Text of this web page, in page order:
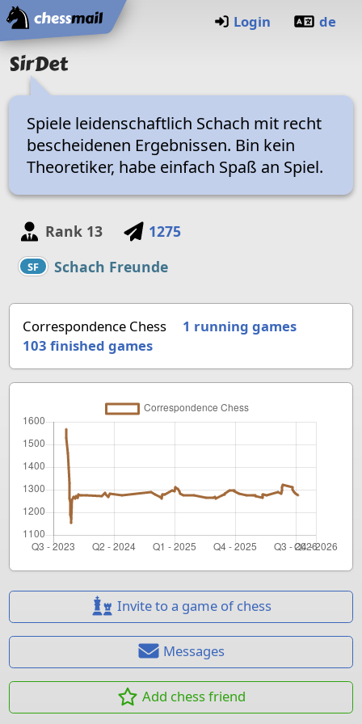
Home
Login de
SirDet
Spiele leidenschaftlich Schach mit recht
bescheidenen Ergebnissen. Bin kein
Theoretiker, habe einfach Spaß an Spiel.
Rank 13 1275
SF Schach Freunde
Correspondence Chess
1 running games
103 finished games
Invite to a game of chess
Messages
Add chess friend